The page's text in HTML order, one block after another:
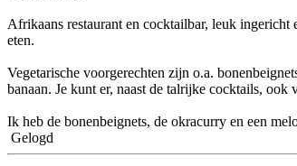
Afrikaans restaurant en cocktailbar, leuk
eten.
Vegetarische voorgerechten zijn o.a.
banaan. Je kunt er, naast de talrijke cocktails,
Ik heb de bonenbeignets, de okracurry en een
Gelogd